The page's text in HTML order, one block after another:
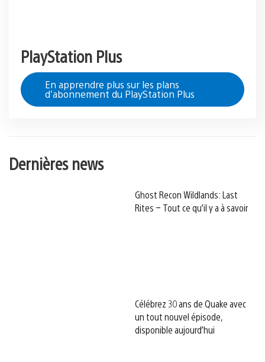
PlayStation Plus
En apprendre plus sur les plans
d'abonnement du PlayStation Plus
Dernières news
Ghost Recon Wildlands: Last
Rites – Tout ce qu’il y a à savoir
Célébrez 30 ans de Quake avec
un tout nouvel épisode,
disponible aujourd’hui